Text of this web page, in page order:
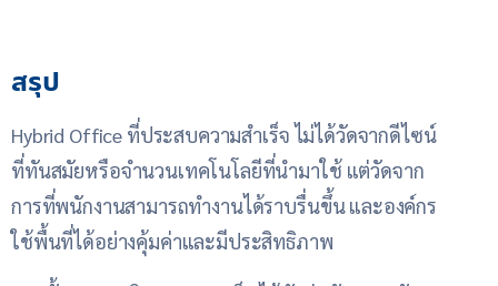
สรุป
Hybrid Office ที่ประสบความสำเร็จ ไม่ได้วัดจากดีไซน์
ที่ทันสมัยหรือจำนวนเทคโนโลยีที่นำมาใช้ แต่วัดจาก
การที่พนักงานสามารถทำงานได้ราบรื่นขึ้น และองค์กร
ใช้พื้นที่ได้อย่างคุ้มค่าและมีประสิทธิภาพ